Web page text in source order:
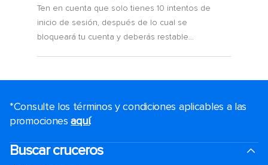
Ten en cuenta que solo tienes 10 intentos de
inicio de sesión, después de lo cual se
bloqueará tu cuenta y deberás restable...
*Consulte los términos y condiciones aplicables a las
promocionesaquí.
Buscar cruceros